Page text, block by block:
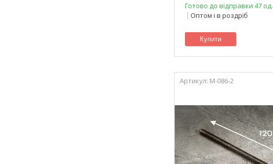
Готово до відправки 47 од.
Оптом і в роздріб
Купити
M-086-2